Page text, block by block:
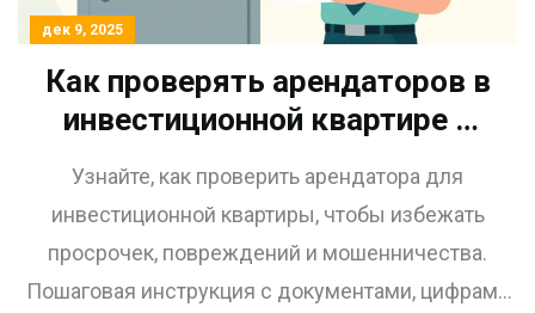
дек 9, 2025
Как проверять арендаторов в
инвестиционной квартире и
инструкция 2025 года
Узнайте, как проверить арендатора для
инвестиционной квартиры, чтобы избежать
просрочек, повреждений и мошенничества.
Пошаговая инструкция с документами, цифрами